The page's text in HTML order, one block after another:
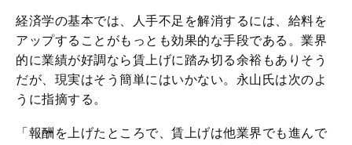
経済学の基本では、人手不足を解消するには、給料を
アップすることがもっとも効果的な手段である。業界
的に業績が好調なら賃上げに踏み切る余裕もありそう
だが、現実はそう簡単にはいかない。永山氏は次のよ
うに指摘する。
「報酬を上げたところで、賃上げは他業界でも進んで